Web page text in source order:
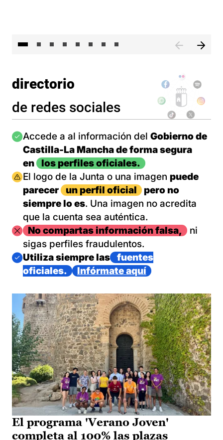
directorio
de redes sociales
Imagen
Accede a al información del Gobierno de
Castilla-La Mancha de forma segura
en
los perfiles oficiales.
Imagen
El logo de la Junta o una imagen puede
parecer
un perfil oficial
pero no
siempre lo es. Una imagen no acredita
que la cuenta sea auténtica.
ImagenNo compartas información falsa,
ni
sigas perfiles fraudulentos.
Imagen
Utiliza siempre las
fuentes
oficiales.
Infórmate aquí
El programa 'Verano Joven'
completa al 100% las plazas